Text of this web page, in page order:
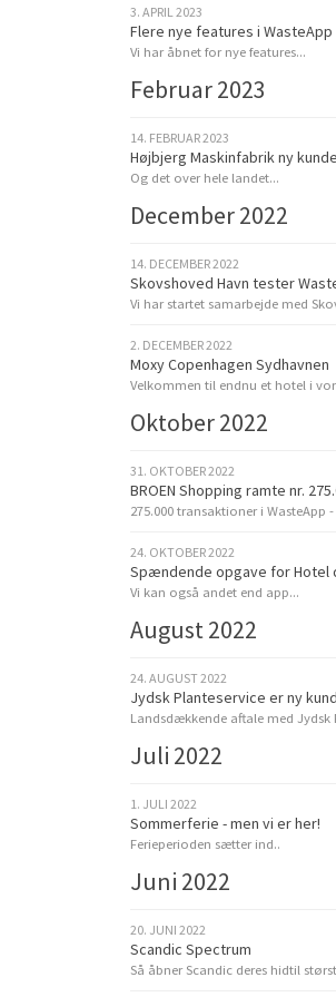
3. APRIL 2023
Flere nye features i WasteApp
Vi har åbnet for nye features...
Februar 2023
14. FEBRUAR 2023
Højbjerg Maskinfabrik ny
Og det over hele landet...
December 2022
14. DECEMBER 2022
Skovshoved Havn tester
Vi har startet samarbejde med
2. DECEMBER 2022
Moxy Copenhagen Sydhavnen
Velkommen til endnu et hotel i
Oktober 2022
31. OKTOBER 2022
BROEN Shopping ramte nr.
275.000 transaktioner i WasteApp
24. OKTOBER 2022
Spændende opgave for Hotel
Vi kan også andet end app...
August 2022
24. AUGUST 2022
Jydsk Planteservice er ny
Landsdækkende aftale med Jydsk
Juli 2022
1. JULI 2022
Sommerferie - men vi er her!
Ferieperioden sætter ind..
Juni 2022
20. JUNI 2022
Scandic Spectrum
Så åbner Scandic deres hidtil